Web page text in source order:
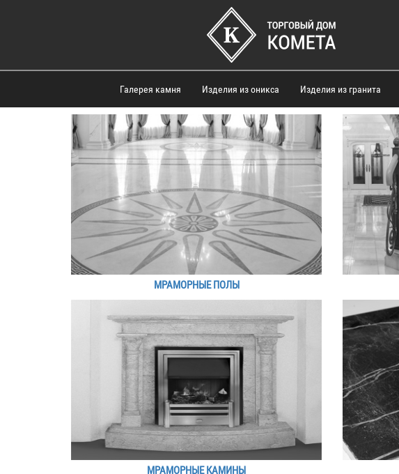
Галерея камня Изделия из оникса Изделия из гранита
МРАМОРНЫЕ ПОЛЫ
МРАМОРНЫЕ КАМИНЫ